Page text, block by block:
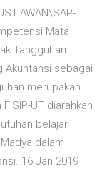
Mata
Tangguhan
Akuntansi sebagai
merupakan
UT diarahkan
belajar
dalam
16 Jan 2019